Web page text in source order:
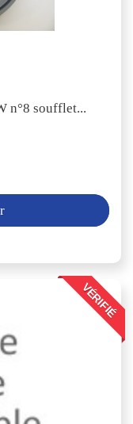
n°8 soufflet...
VÉRIFIÉ